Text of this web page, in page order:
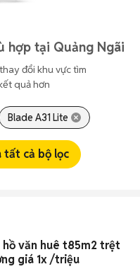
hợp tại Quảng Ngãi
đổi khu vực tìm
quả hơn
Blade A31 Lite
tất cả bộ lọc
hồ văn huê t85m2 trệt
giá 1x /triệu